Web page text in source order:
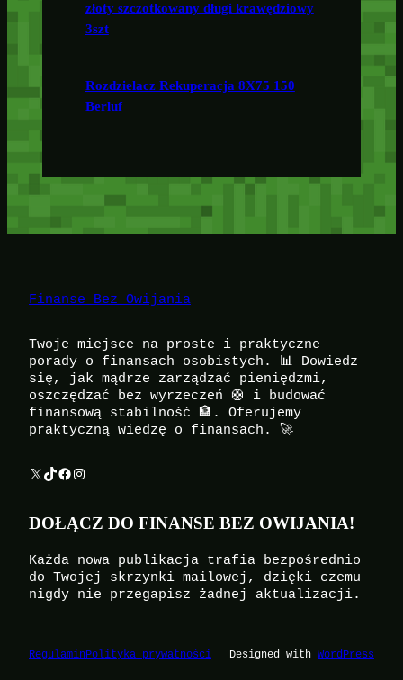
złoty szczotkowany długi krawędziowy
3szt
Rozdzielacz Rekuperacja 8X75 150
Berluf
Finanse Bez Owijania
Twoje miejsce na proste i praktyczne
porady o finansach osobistych. 📊 Dowiedz
się, jak mądrze zarządzać pieniędzmi,
oszczędzać bez wyrzeczeń 🛟 i budować
finansową stabilność 🏦. Oferujemy
praktyczną wiedzę o finansach. 🚀
X TikTok Facebook Instagram
DOŁĄCZ DO FINANSE BEZ OWIJANIA!
Każda nowa publikacja trafia bezpośrednio
do Twojej skrzynki mailowej, dzięki czemu
nigdy nie przegapisz żadnej aktualizacji.
RegulaminPolityka prywatności Designed with WordPress